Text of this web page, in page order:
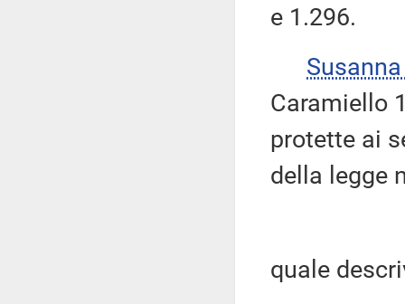
e 1.296.
Caramiello
protette ai
della legge
quale